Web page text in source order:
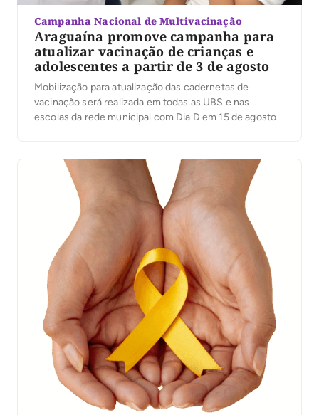
Campanha Nacional de Multivacinação
Araguaína promove campanha para
atualizar vacinação de crianças e
adolescentes a partir de 3 de agosto
Mobilização para atualização das cadernetas de
vacinação será realizada em todas as UBS e nas
escolas da rede municipal com Dia D em 15 de agosto